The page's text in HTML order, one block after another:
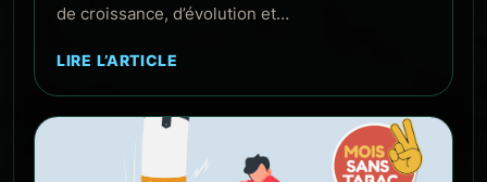
de croissance, d’évolution et…
LIRE L’ARTICLE